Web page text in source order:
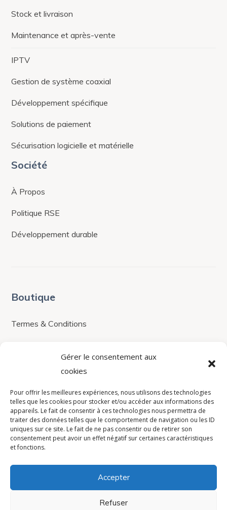
Gérer le consentement aux
cookies
Pour offrir les meilleures expériences, nous utilisons des technologies
telles que les cookies pour stocker et/ou accéder aux informations des
appareils. Le fait de consentir à ces technologies nous permettra de
traiter des données telles que le comportement de navigation ou les ID
uniques sur ce site. Le fait de ne pas consentir ou de retirer son
consentement peut avoir un effet négatif sur certaines caractéristiques
et fonctions.
Accepter
Refuser
Stock et livraison
Maintenance et après-vente
IPTV
Gestion de système coaxial
Développement spécifique
Solutions de paiement
Sécurisation logicielle et matérielle
Société
À Propos
Politique RSE
Développement durable
Boutique
Termes & Conditions
contact@avistel.fr
France
15 Rue Auguste Bartholdi,